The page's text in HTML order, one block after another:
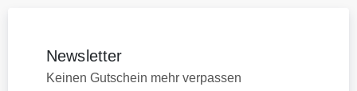
Newsletter
Keinen Gutschein mehr verpassen